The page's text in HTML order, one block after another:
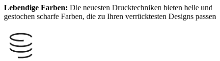
Lebendige Farben: Die neuesten Drucktechniken bieten helle und
gestochen scharfe Farben, die zu Ihren verrücktesten Designs passen